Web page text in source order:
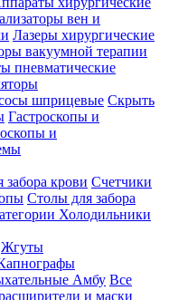
вен и
Лазеры хирургические
вакуумной терапии
пневматические
шприцевые Скрыть
Гастроскопы и
и
забора крови Счетчики
Столы для забора
Холодильники
Жгуты
Амбу Все
и маски